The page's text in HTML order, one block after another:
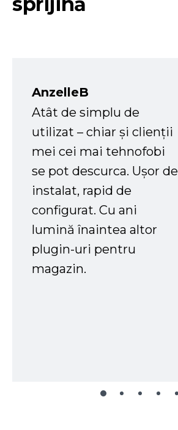
AnzelleB
Atât de simplu de
utilizat – chiar și clienții
mei cei mai tehnofobi
se pot descurca. Ușor de
instalat, rapid de
configurat. Cu ani
lumină înaintea altor
plugin-uri pentru
magazin.